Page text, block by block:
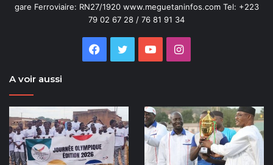
gare Ferroviaire: RN27/1920 www.meguetaninfos.com Tel: +223
79 02 67 28 / 76 81 91 34
Facebook
Twitter YouTubeInstagram
A voir aussi